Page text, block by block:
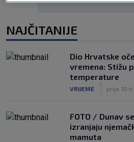
NAJČITANIJE
Dio Hrvatske
vremena: Stižu
temperature
VRIJEME prije 10 h
FOTO / Dunav
izranjaju
mamuta